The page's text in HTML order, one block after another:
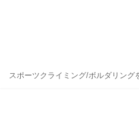
スポーツクライミング/ボルダリング